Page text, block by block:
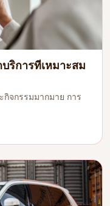
ริการที่เหมาะสม
จกรรมมากมาย การ